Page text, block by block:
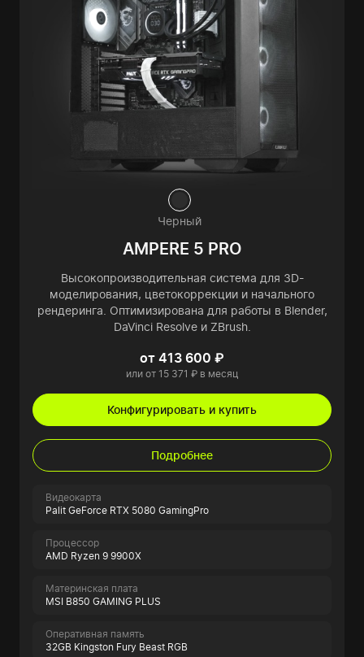
Черный
AMPERE 5 PRO
Высокопроизводительная система для 3D-
моделирования, цветокоррекции и начального
рендеринга. Оптимизирована для работы в Blender,
DaVinci Resolve и ZBrush.
от 413 600 ₽
или от 15 371 ₽ в месяц
Конфигурировать и купить
Подробнее
Видеокарта
Palit GeForce RTX 5080 GamingPro
Процессор
AMD Ryzen 9 9900X
Материнская плата
MSI B850 GAMING PLUS
Оперативная память
32GB Kingston Fury Beast RGB